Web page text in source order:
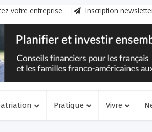
votre entreprise Inscription
Pratique Vivre